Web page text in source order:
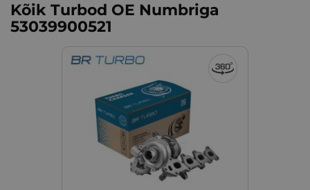
Kõik Turbod OE Numbriga
53039900521